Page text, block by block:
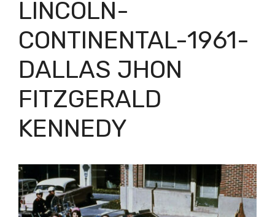
LINCOLN-
CONTINENTAL-1961-
DALLAS JHON
FITZGERALD
KENNEDY